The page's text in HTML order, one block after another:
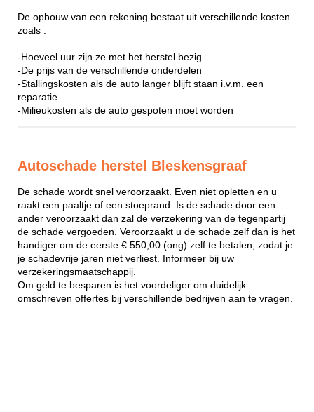
De opbouw van een rekening bestaat uit verschillende kosten
zoals :
-Hoeveel uur zijn ze met het herstel bezig.
-De prijs van de verschillende onderdelen
-Stallingskosten als de auto langer blijft staan i.v.m. een
reparatie
-Milieukosten als de auto gespoten moet worden
Autoschade herstel Bleskensgraaf
De schade wordt snel veroorzaakt. Even niet opletten en u
raakt een paaltje of een stoeprand. Is de schade door een
ander veroorzaakt dan zal de verzekering van de tegenpartij
de schade vergoeden. Veroorzaakt u de schade zelf dan is het
handiger om de eerste € 550,00 (ong) zelf te betalen, zodat je
je schadevrije jaren niet verliest. Informeer bij uw
verzekeringsmaatschappij.
Om geld te besparen is het voordeliger om duidelijk
omschreven offertes bij verschillende bedrijven aan te vragen.